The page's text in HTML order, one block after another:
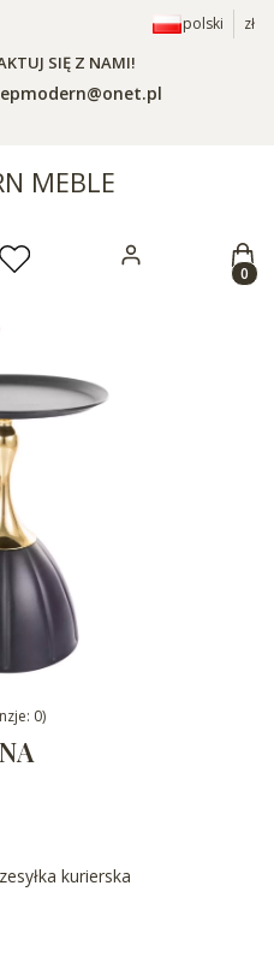
polski zł
SIĘ Z NAMI!
MEBLE
0)
kurierska